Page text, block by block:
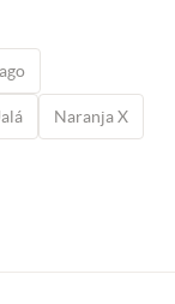
Naranja X